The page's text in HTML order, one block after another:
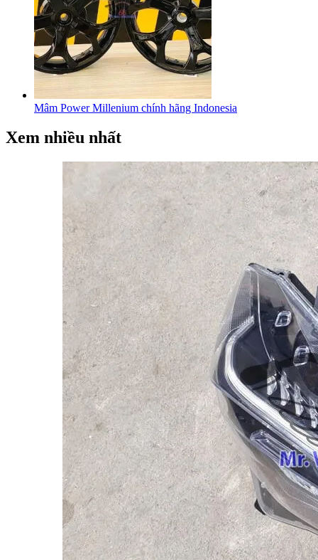
Mâm Power Millenium chính hãng Indonesia
Xem nhiều nhất